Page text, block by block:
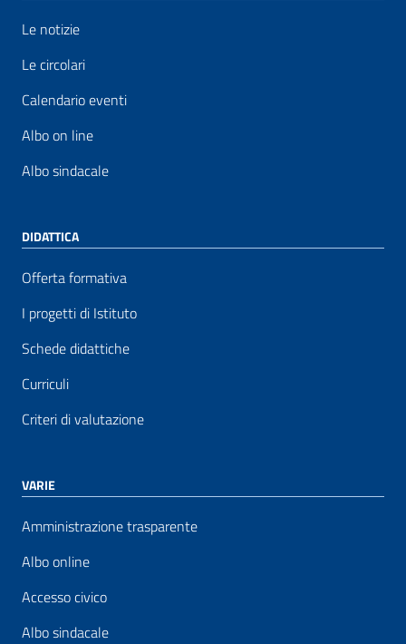
Le notizie
Le circolari
Calendario eventi
Albo on line
Albo sindacale
DIDATTICA
Offerta formativa
I progetti di Istituto
Schede didattiche
Curriculi
Criteri di valutazione
VARIE
Amministrazione trasparente
Albo online
Accesso civico
Albo sindacale